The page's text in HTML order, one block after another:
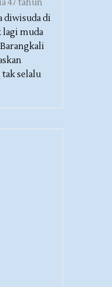
47 tahun
diwisuda di
lagi muda
selalu